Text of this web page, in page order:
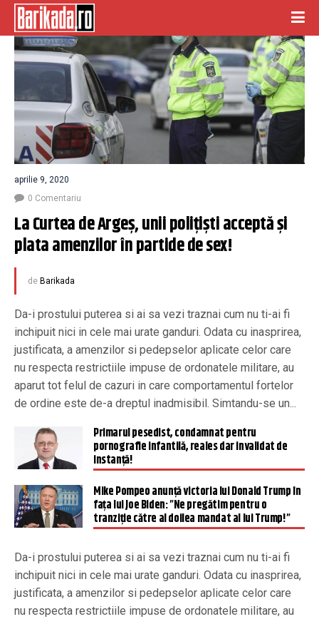
aprilie 9, 2020
0 Comentariu
La Curtea de Argeș, unii polițiști acceptă și
plata amenzilor în partide de sex!
de Barikada
Da-i prostului puterea si ai sa vezi traznai cum nu ti-ai fi
inchipuit nici in cele mai urate ganduri. Odata cu inasprirea,
justificata, a amenzilor si pedepselor aplicate celor care
nu respecta restrictiile impuse de ordonatele militare, au
aparut tot felul de cazuri in care comportamentul fortelor
de ordine este de-a dreptul inadmisibil. Simtandu-se un...
Primarul pesedist, condamnat pentru
pornografie infantilă, reales dar invalidat de
instanță!
Mike Pompeo anunță victoria lui Donald Trump în
fața lui Joe Biden: ”Ne pregătim pentru o
tranziție către al doilea mandat al lui Trump!”
Da-i prostului puterea si ai sa vezi traznai cum nu ti-ai fi
inchipuit nici in cele mai urate ganduri. Odata cu inasprirea,
justificata, a amenzilor si pedepselor aplicate celor care
nu respecta restrictiile impuse de ordonatele militare, au